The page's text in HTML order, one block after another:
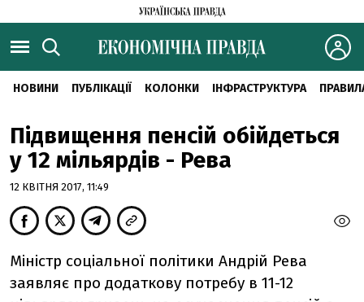
НОВИНИ ПУБЛІКАЦІЇ КОЛОНКИ ІНФРАСТРУКТУРА
Підвищення пенсій обійдеться
у 12 мільярдів - Рева
12 КВІТНЯ 2017, 11:49
Міністр соціальної політики Андрій Рева
заявляє про додаткову потребу в 11-12